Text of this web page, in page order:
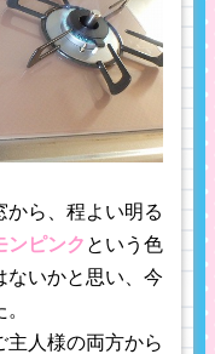
から、程よい明る
ンピンク という 色
ないかと思い、今
主人様の両方から